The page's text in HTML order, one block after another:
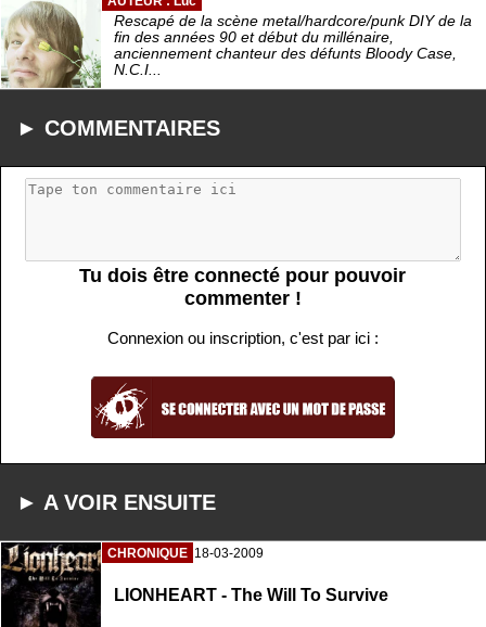
Rescapé de la scène metal/hardcore/punk DIY de la
fin des années 90 et début du millénaire,
anciennement chanteur des défunts Bloody Case,
N.C.I...
► COMMENTAIRES
Tu dois être connecté pour pouvoir
commenter !
Connexion ou inscription, c'est par ici :
► A VOIR ENSUITE
CHRONIQUE 18-03-2009
LIONHEART - The Will To Survive